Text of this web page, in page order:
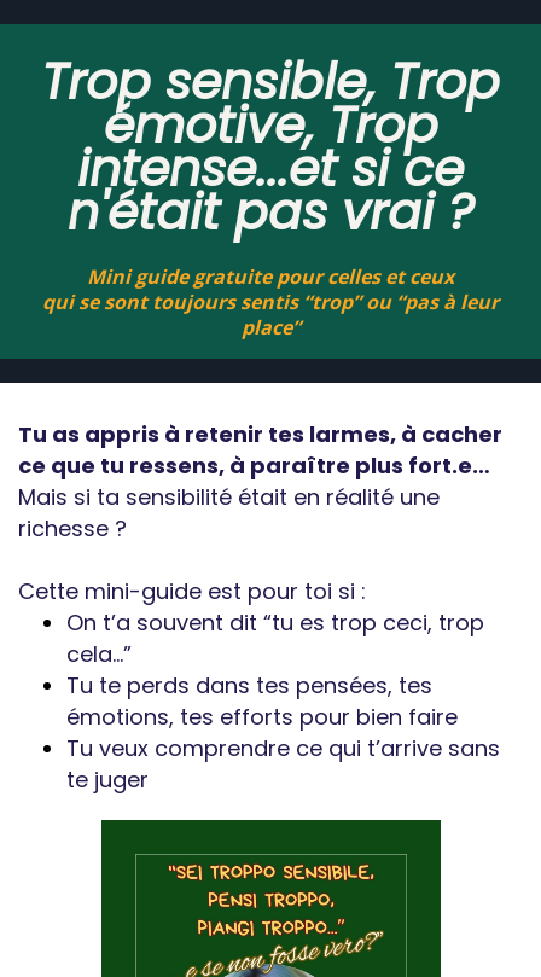
Trop sensible, Trop
émotive, Trop
intense...et si ce
n'était pas vrai ?
Mini guide gratuite pour celles et ceux
qui se sont toujours sentis “trop” ou “pas à leur
place”
Tu as appris à retenir tes larmes, à cacher
ce que tu ressens, à paraître plus fort.e…
Mais si ta sensibilité était en réalité une
richesse ?
Cette mini-guide est pour toi si :
On t’a souvent dit “tu es trop ceci, trop
cela…”
Tu te perds dans tes pensées, tes
émotions, tes efforts pour bien faire
Tu veux comprendre ce qui t’arrive sans
te juger